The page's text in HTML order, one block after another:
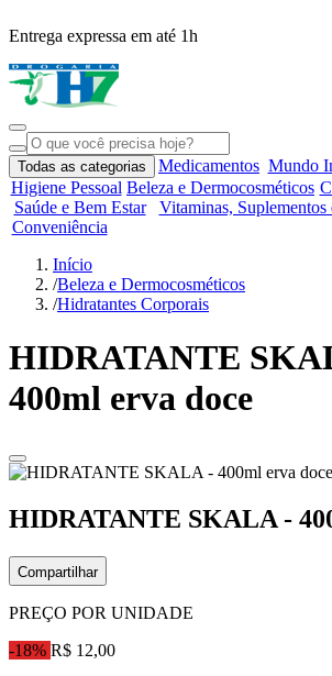
Entrega expressa em até 1h
Todas as categorias Medicamentos Mundo
Higiene Pessoal Beleza e Dermocosméticos
Saúde e Bem Estar
Vitaminas,
Conveniência
Início
/Beleza e Dermocosméticos
/Hidratantes Corporais
HIDRATANTE
400ml erva doce
HIDRATANTE SKALA -
Compartilhar
PREÇO POR UNIDADE
-18% R$ 12,00